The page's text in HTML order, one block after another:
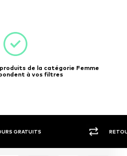
de la catégorie Femme
à vos filtres
GRATUITS